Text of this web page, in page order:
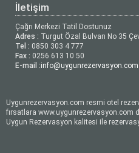
İletişim
Çağrı Merkezi Tatil Dostunuz
Adres : Turgut Özal Bulvarı No 35
Tel : 0850 303 4 777
Fax : 0256 613 10 50
E-mail :info@uygunrezervasyon.com
Uygunrezervasyon.com resmi otel
fırsatlara www.uygunrezervasyon.com
Uygun Rezervasyon kalitesi ile